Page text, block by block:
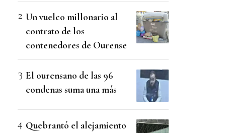
Un vuelco millonario al
contrato de los
contenedores de Ourense
El ourensano de las 96
condenas suma una más
Quebrantó el alejamiento